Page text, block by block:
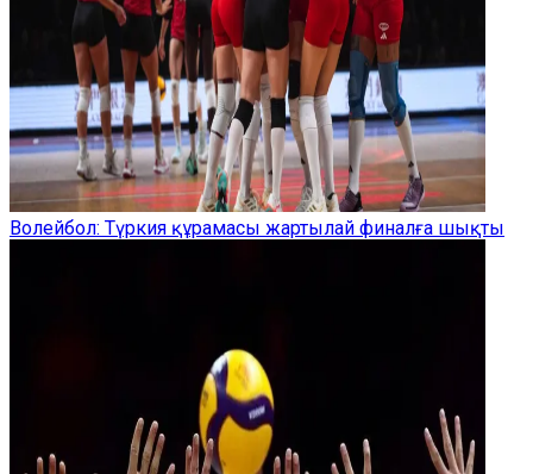
Волейбол: Түркия құрамасы жартылай финалға шықты